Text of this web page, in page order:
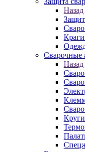
Назад
Сварочные
Назад
Круги